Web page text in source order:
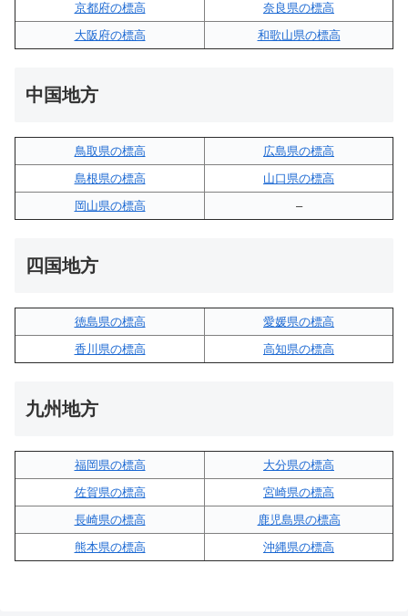
京都府の標高
奈良県の標高
大阪府の標高
和歌山県の標高
中国地方
鳥取県の標高
広島県の標高
島根県の標高
山口県の標高
岡山県の標高
–
四国地方
徳島県の標高
愛媛県の標高
香川県の標高
高知県の標高
九州地方
福岡県の標高
大分県の標高
佐賀県の標高
宮崎県の標高
長崎県の標高
鹿児島県の標高
熊本県の標高
沖縄県の標高